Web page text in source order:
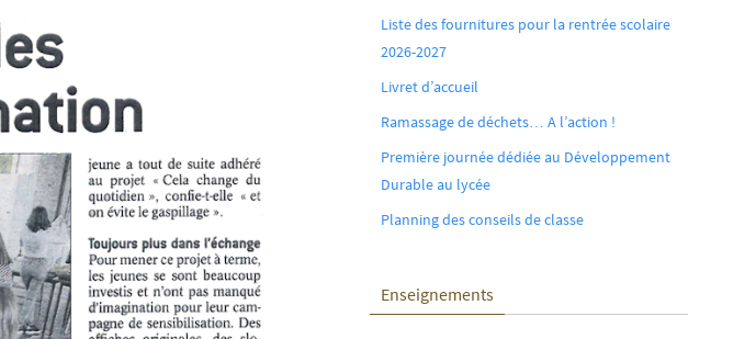
Liste des fournitures pour la rentrée scolaire
2026-2027
Livret d’accueil
Ramassage de déchets… A l’action !
Première journée dédiée au Développement
Durable au lycée
Planning des conseils de classe
Enseignements